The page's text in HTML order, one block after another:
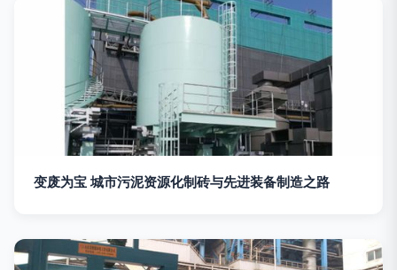
变废为宝 城市污泥资源化制砖与先进装备制造之路